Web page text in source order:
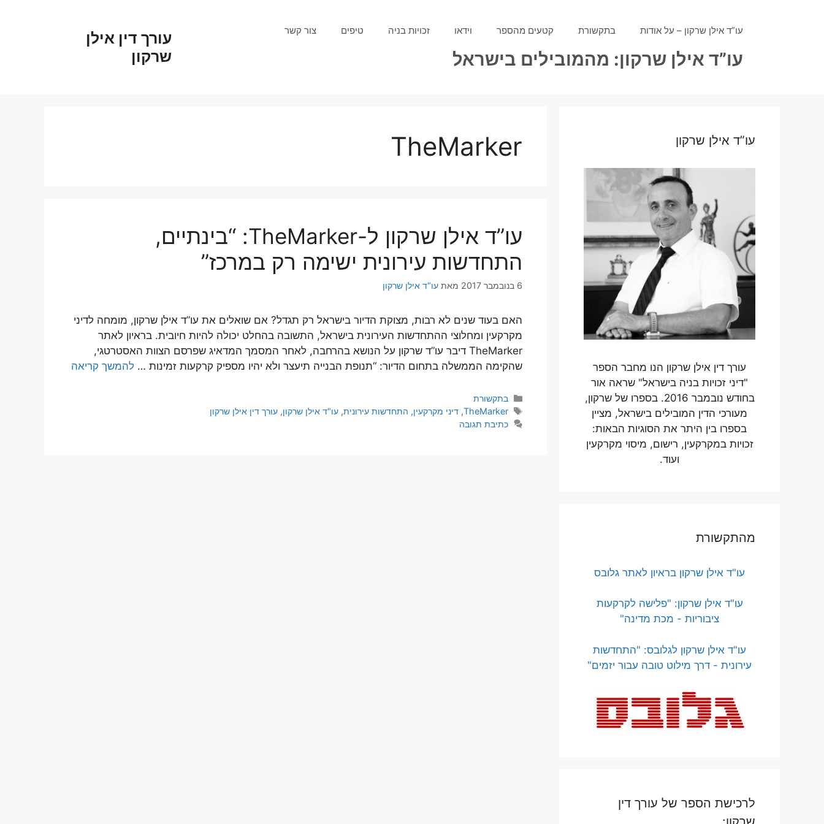
עורך דין אילן
שרקון
עו”ד אילן שרקון – על אודות בתקשורת קטעים מהספר וידאו זכויות בניה טיפים צור קשר
עו”ד אילן שרקון: מהמובילים בישראל
TheMarker
עו”ד אילן שרקון ל-TheMarker: “בינתיים,
התחדשות עירונית ישימה רק במרכז”
6 בנובמבר 2017 מאת עו"ד אילן שרקון
האם בעוד שנים לא רבות, מצוקת הדיור בישראל רק תגדל? אם שואלים את עו”ד אילן שרקון, מומחה לדיני
מקרקעין ומחלוצי ההתחדשות העירונית בישראל, התשובה בהחלט יכולה להיות חיובית. בראיון לאתר
TheMarker דיבר עו”ד שרקון על הנושא בהרחבה, לאחר המסמך המדאיג שפרסם הצוות האסטרטגי,
שהקימה הממשלה בתחום הדיור: “תנופת הבנייה תיעצר ולא יהיו מספיק קרקעות זמינות … להמשך קריאה
קטגוריות
בתקשורת
תגיות
TheMarker
,דיני מקרקעין, התחדשות עירונית,עו"ד אילן שרקון,עורך דין אילן שרקון
כתיבת תגובה
עו”ד אילן שרקון
עורך דין אילן שרקון הנו מחבר הספר
"דיני זכויות בניה בישראל" שראה אור
בחודש נובמבר 2016. בספרו של שרקון,
מעורכי הדין המובילים בישראל, מציין
בספרו בין היתר את הסוגיות הבאות:
זכויות במקרקעין, רישום, מיסוי מקרקעין
ועוד.
מהתקשורת
עו"ד אילן שרקון בראיון לאתר גלובס
עו"ד אילן שרקון: "פלישה לקרקעות
ציבוריות - מכת מדינה"
עו"ד אילן שרקון לגלובס: "התחדשות
עירונית - דרך מילוט טובה עבור יזמים"
לרכישת הספר של עורך דין